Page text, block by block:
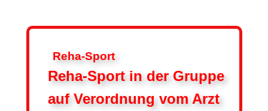
Reha-Sport
Reha-Sport in der Gruppe
auf Verordnung vom Arzt